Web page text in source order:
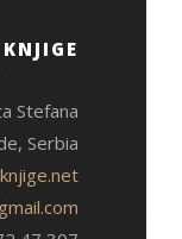
Stefana
Serbia